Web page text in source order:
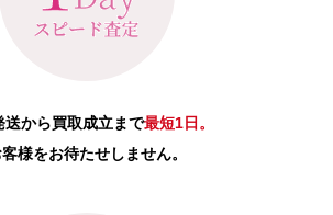
送から買取成立まで最短1日。
様をお待たせしません。